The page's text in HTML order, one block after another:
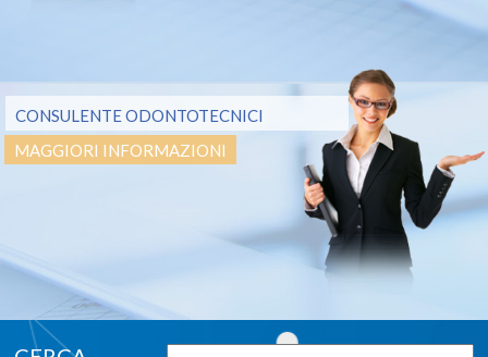
CONSULENTE ODONTOTECNICI
MAGGIORI INFORMAZIONI